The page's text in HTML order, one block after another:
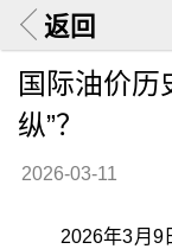
返回
国际油价历
纵”？
2026-03-11
2026年3月9